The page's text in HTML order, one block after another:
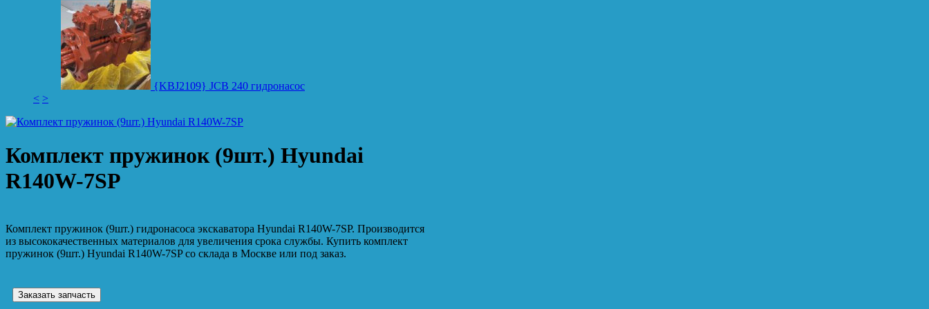
{KBJ2109} JCB 240 гидронасос
< >
Комплект пружинок (9шт.) Hyundai
R140W-7SP
Комплект пружинок (9шт.) гидронасоса экскаватора Hyundai R140W-7SP. Производится
из высококачественных материалов для увеличения срока службы. Купить комплект
пружинок (9шт.) Hyundai R140W-7SP со склада в Москве или под заказ.
Заказать запчасть